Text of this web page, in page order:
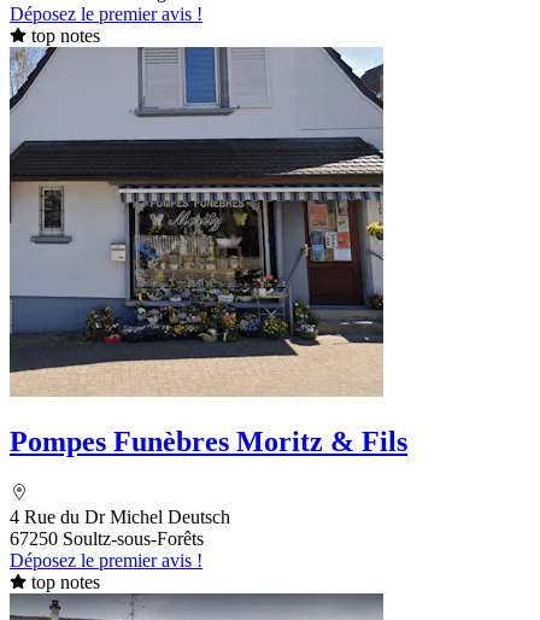
Déposez le premier avis !
top notes
Pompes Funèbres Moritz & Fils
4 Rue du Dr Michel Deutsch
67250 Soultz-sous-Forêts
Déposez le premier avis !
top notes